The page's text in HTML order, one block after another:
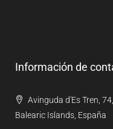
Información de
Avinguda d'Es Tren,
Balearic Islands, España